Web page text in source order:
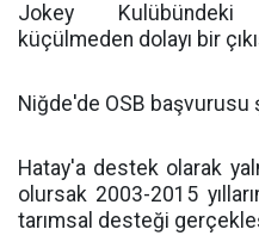
Jokey
küçülmeden dolayı bir
Niğde'de OSB başvurusu
Hatay'a destek olarak
olursak 2003-2015
tarımsal desteği